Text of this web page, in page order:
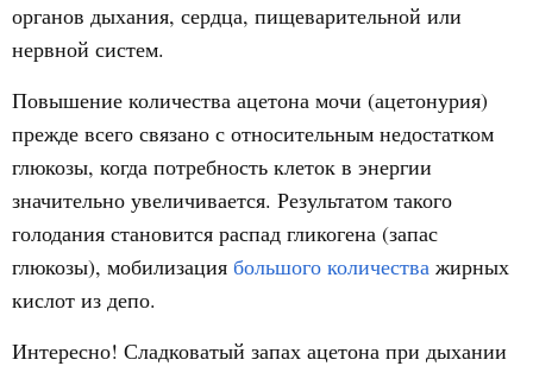
органов дыхания, сердца, пищеварительной или
нервной систем.
Повышение количества ацетона мочи (ацетонурия)
прежде всего связано с относительным недостатком
глюкозы, когда потребность клеток в энергии
значительно увеличивается. Результатом такого
голодания становится распад гликогена (запас
глюкозы), мобилизация большого количества жирных
кислот из депо.
Интересно! Сладковатый запах ацетона при дыхании